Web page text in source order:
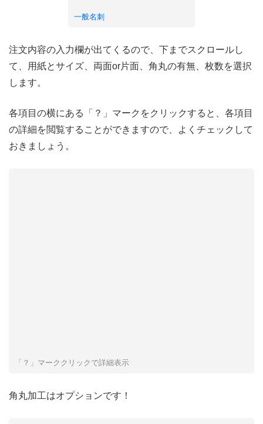
一般名刺
注文内容の入力欄が出てくるので、下までスクロールし
て、用紙とサイズ、両面or片面、角丸の有無、枚数を選択
します。
各項目の横にある「？」マークをクリックすると、各項目
の詳細を閲覧することができますので、よくチェックして
おきましょう。
「？」マーククリックで詳細表示
角丸加工はオプションです！